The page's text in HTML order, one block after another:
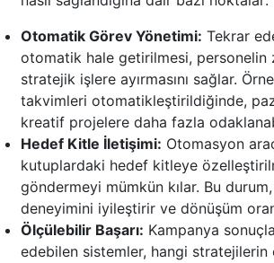
Otomatik Görev Yönetimi: Tekrar
otomatik hale getirilmesi, personelin
stratejik işlere ayırmasını sağlar.
takvimleri otomatikleştirildiğinde,
kreatif projelere daha fazla
Hedef Kitle İletişimi: Otomasyon
kutuplardaki hedef kitleye
göndermeyi mümkün kılar. Bu
deneyimini iyileştirir ve dönüşüm
Ölçülebilir Başarı: Kampanya
edebilen sistemler, hangi stratejilerin